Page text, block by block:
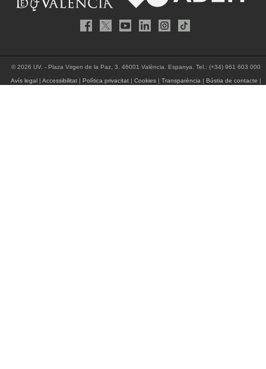
© 2026 UV. - Plaza Virgen de la Paz, 3. 46001 València. Espanya. Tel.: (+34) 961 603 000
Avís legal Accessibilitat| Política privacitat| Cookies| Transparència| Bústia de contacte